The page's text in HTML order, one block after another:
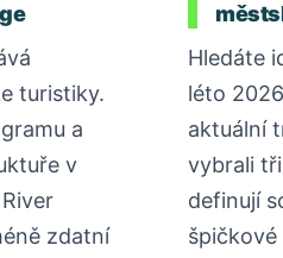
turistiky.
a
v
zdatní
Hledáte
léto
aktuální
vybrali
definují